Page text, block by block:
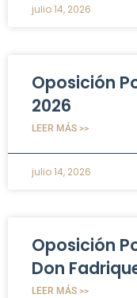
julio 14, 2026
Oposición
2026
LEER MÁS >>
julio 14, 2026
Oposición
Don
LEER MÁS >>